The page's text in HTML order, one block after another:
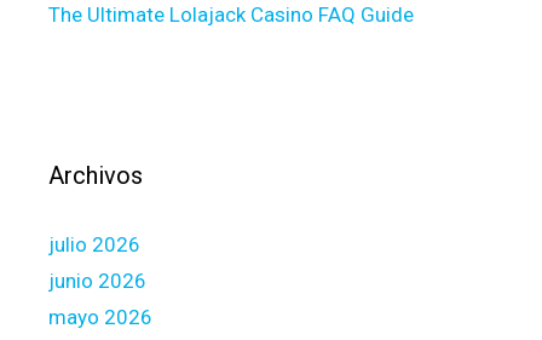
o
o
I
n
t
The Ultimate Lolajack Casino FAQ Guide
Archivos
julio 2026
junio 2026
mayo 2026